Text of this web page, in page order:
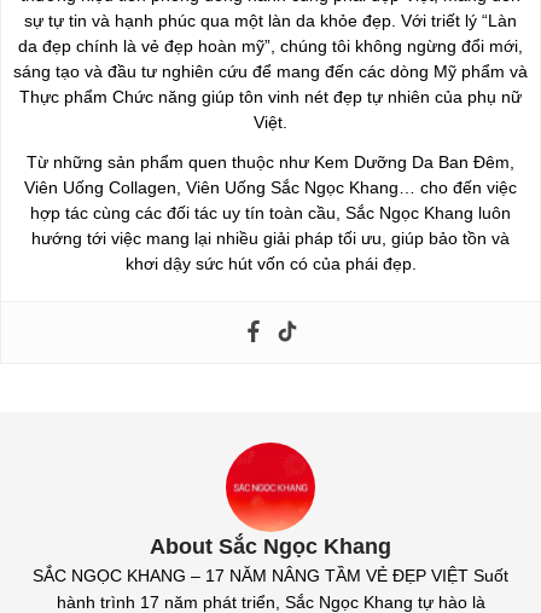
sự tự tin và hạnh phúc qua một làn da khỏe đẹp. Với triết lý “Làn
da đẹp chính là vẻ đẹp hoàn mỹ”, chúng tôi không ngừng đổi mới,
sáng tạo và đầu tư nghiên cứu để mang đến các dòng Mỹ phẩm và
Thực phẩm Chức năng giúp tôn vinh nét đẹp tự nhiên của phụ nữ
Việt.
Từ những sản phẩm quen thuộc như Kem Dưỡng Da Ban Đêm,
Viên Uống Collagen, Viên Uống Sắc Ngọc Khang… cho đến việc
hợp tác cùng các đối tác uy tín toàn cầu, Sắc Ngọc Khang luôn
hướng tới việc mang lại nhiều giải pháp tối ưu, giúp bảo tồn và
khơi dậy sức hút vốn có của phái đẹp.
About Sắc Ngọc Khang
SẮC NGỌC KHANG – 17 NĂM NÂNG TẦM VẺ ĐẸP VIỆT Suốt
hành trình 17 năm phát triển, Sắc Ngọc Khang tự hào là